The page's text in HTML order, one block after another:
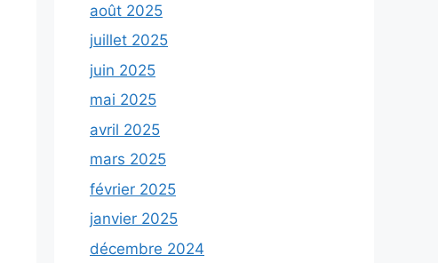
août 2025
juillet 2025
juin 2025
mai 2025
avril 2025
mars 2025
février 2025
janvier 2025
décembre 2024